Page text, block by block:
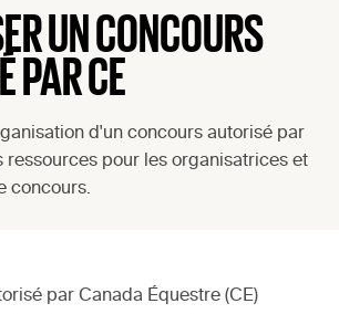
UN CONCOURS
PAR CE
d'un concours autorisé par
ressources pour les organisatrices et
concours.
par Canada Équestre (CE)